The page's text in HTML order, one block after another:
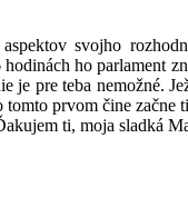
svojho
ho parlament
je pre teba
prvom čine
ti, moja sladká